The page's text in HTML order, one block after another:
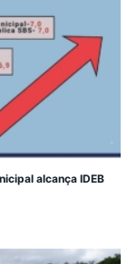
alcança IDEB